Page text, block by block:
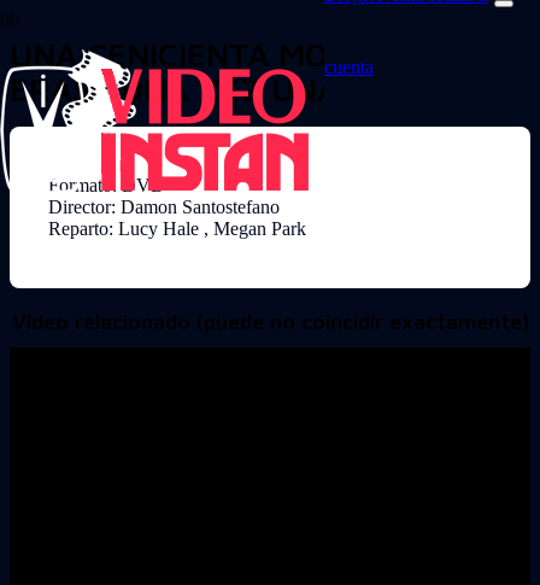
cuenta
UNA CENICIENTA MODERNA
ERASE UNA VEZ UNA CANCION
Formato: DVD
Director: Damon Santostefano
Reparto: Lucy Hale , Megan Park
Video relacionado (puede no coincidir exactamente)